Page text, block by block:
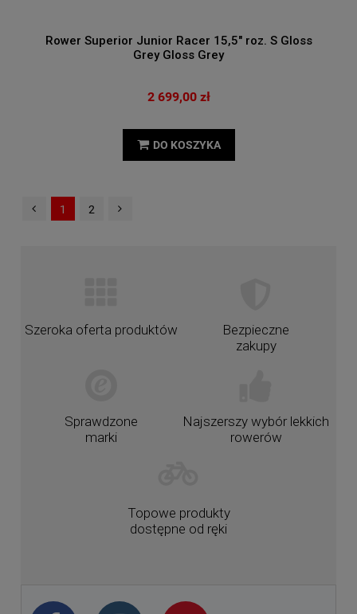
Rower Superior Junior Racer 15,5" roz. S Gloss
Grey Gloss Grey
2 699,00 zł
DO KOSZYKA
1 2
Szeroka oferta produktów
Bezpieczne
zakupy
Sprawdzone
marki
Najszerszy wybór lekkich
rowerów
Topowe produkty
dostępne od ręki